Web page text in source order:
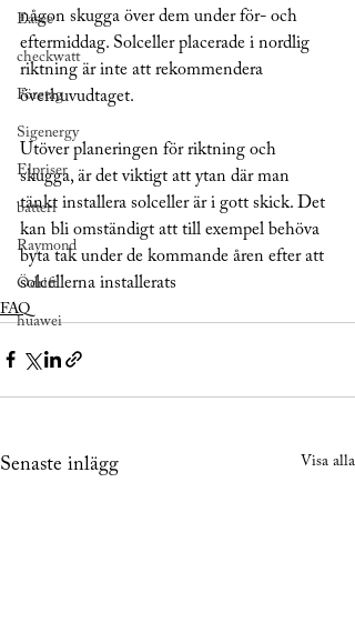
Easee
checkwatt
Företag
Sigenergy
Elpriser
batteri
Raymond
Ödrift
huawei
någon skugga över dem under för- och
eftermiddag. Solceller placerade i nordlig
riktning är inte att rekommendera
överhuvudtaget.
Utöver planeringen för riktning och
skugga, är det viktigt att ytan där man
tänkt installera solceller är i gott skick. Det
kan bli omständigt att till exempel behöva
byta tak under de kommande åren efter att
solcellerna installerats
FAQ
Senaste inlägg Visa alla